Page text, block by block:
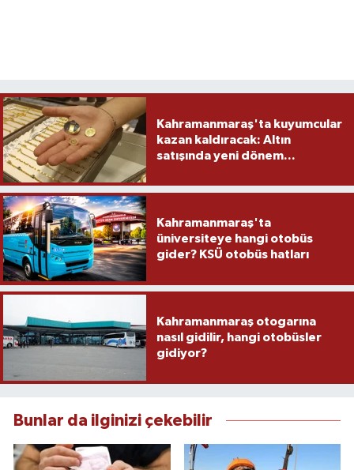
Kahramanmaraş'ta kuyumcular
kazan kaldıracak: Altın
satışında yeni dönem...
Kahramanmaraş'ta
üniversiteye hangi otobüs
gider? KSÜ otobüs hatları
Kahramanmaraş otogarına
nasıl gidilir, hangi otobüsler
gidiyor?
Bunlar da ilginizi çekebilir